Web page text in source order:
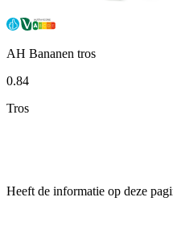
AH Bananen tros
0.84
Tros
Heeft de informatie op deze